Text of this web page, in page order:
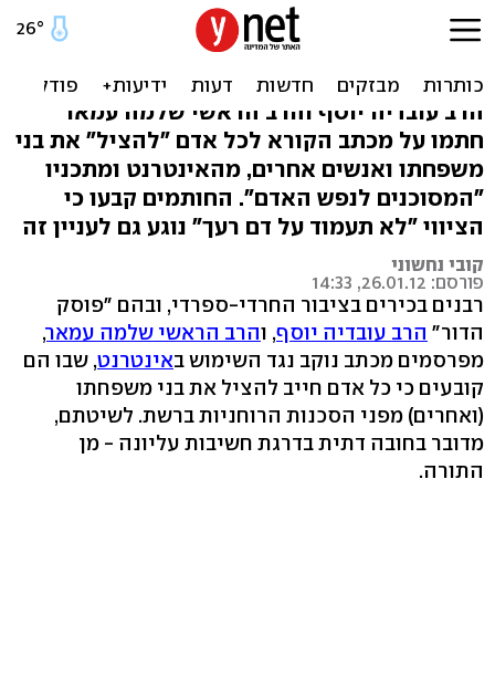
הרב עובדיה: חובה מהתורה
להתנתק מהאינטרנט
הרב עובדיה יוסף והרב הראשי שלמה עמאר
חתמו על מכתב הקורא לכל אדם "להציל" את בני
משפחתו ואנשים אחרים, מהאינטרנט ומתכניו
"המסוכנים לנפש האדם". החותמים קבעו כי
הציווי "לא תעמוד על דם רעך" נוגע גם לעניין זה
קובי נחשוני
פורסם: 26.01.12, 14:33
רבנים בכירים בציבור החרדי-ספרדי, ובהם "פוסק
הדור" הרב עובדיה יוסף, והרב הראשי שלמה עמאר,
מפרסמים מכתב נוקב נגד השימוש באינטרנט, שבו הם
קובעים כי כל אדם חייב להציל את בני משפחתו
(ואחרים) מפני הסכנות הרוחניות ברשת. לשיטתם,
מדובר בחובה דתית בדרגת חשיבות עליונה - מן
התורה.